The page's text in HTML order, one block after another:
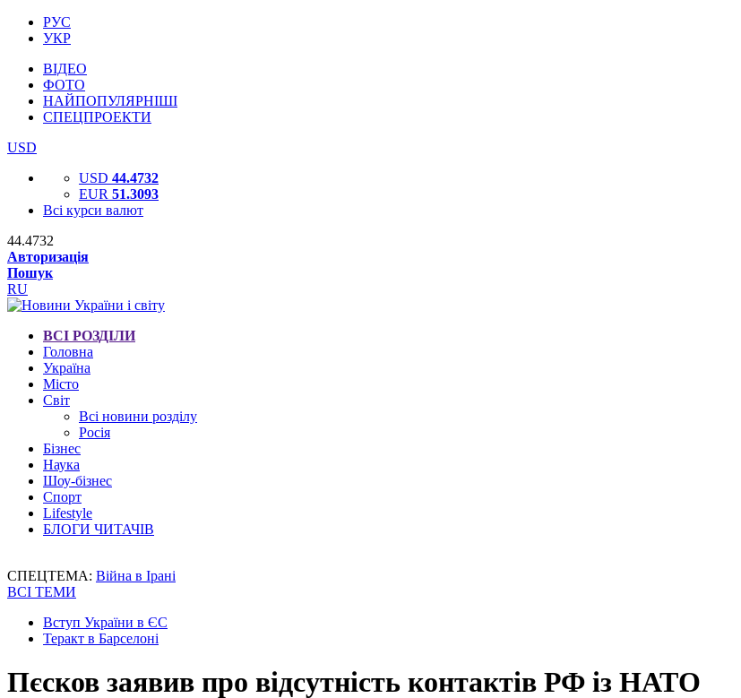
РУС
УКР
ВІДЕО
ФОТО
НАЙПОПУЛЯРНІШІ
СПЕЦПРОЕКТИ
USD
USD 44.4732
EUR 51.3093
Всі курси валют
44.4732
Авторизація
Пошук
RU
ВСІ РОЗДІЛИ
Головна
Україна
Місто
Світ
Всі новини розділу
Росія
Бізнес
Наука
Шоу-бізнес
Спорт
Lifestyle
БЛОГИ ЧИТАЧІВ
СПЕЦТЕМА: Війна в Ірані
ВСІ ТЕМИ
Вступ України в ЄС
Теракт в Барселоні
Пєсков заявив про відсутність контактів РФ із НАТО